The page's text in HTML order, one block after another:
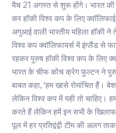
मैच 21 अगस्त से शुरू होंगे। भारत की
कर हॉकी विश्व कप के लिए
अगुआई वाली भारतीय महिला हॉकी ने
विश्व कप क्वॉलिफायर्स में इंग्लैंड से
रहकर पुरुष हॉकी विश्व कप के लिए
भारत के चीफ कोच क्रेग फुल्टन ने
बाबत कहा, ‘हम खासे रोमांचित हैं।
लेकिन विश्व कप में यही तो चाहिए।
करते हैं लेकिन हमें इन सभी के
पूल में हर प्रतिद्वंद्वी टीम की अलग